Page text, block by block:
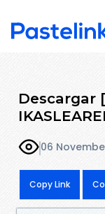
Descargar
06
Copy Link